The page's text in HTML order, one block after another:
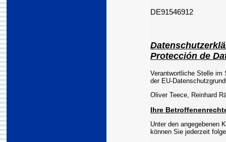
DE91546912
Protección de
Verantwortliche Stelle im
der EU-
Oliver Teece, Reinhard
Ihre
Unter den angegebenen
können Sie jederzeit